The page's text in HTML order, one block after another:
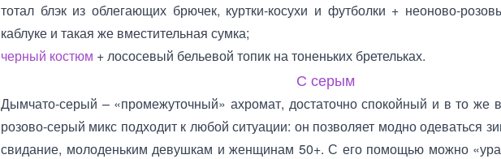
тотал блэк из облегающих брючек, куртки-косухи и футболки + неоново-
каблуке и такая же вместительная сумка;
черный костюм + лососевый бельевой топик на тоненьких бретельках.
С серым
Дымчато-серый – «промежуточный» ахромат, достаточно спокойный и в то же
розово-серый микс подходит к любой ситуации: он позволяет модно одеваться
свидание, молоденьким девушкам и женщинам 50+. С его помощью можно